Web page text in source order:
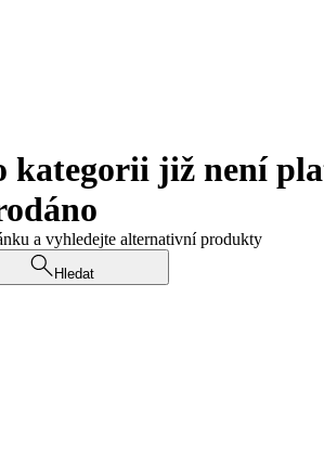
kategorii již není
a vyhledejte alternativní produkty
Hledat